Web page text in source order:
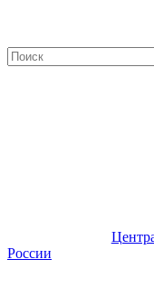
России